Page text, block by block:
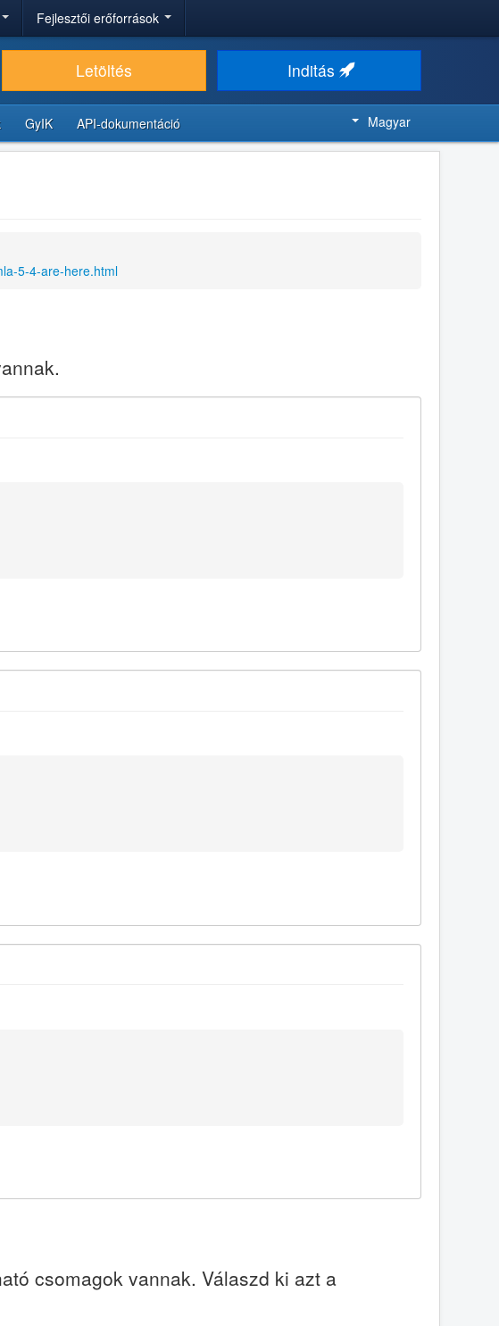
Fejlesztői erőforrások
Letöltés Inditás
GyIK API-dokumentáció Magyar
5-4-are-here.html
csomagok vannak. Válaszd ki azt a